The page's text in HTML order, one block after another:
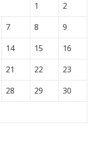
1
2
7 8
9
14 15
16
21 22
23
28 29
30